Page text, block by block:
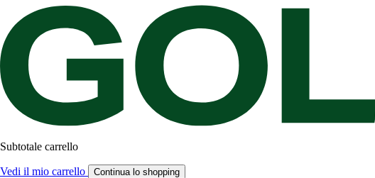
Subtotale carrello
Vedi il mio carrello Continua lo shopping